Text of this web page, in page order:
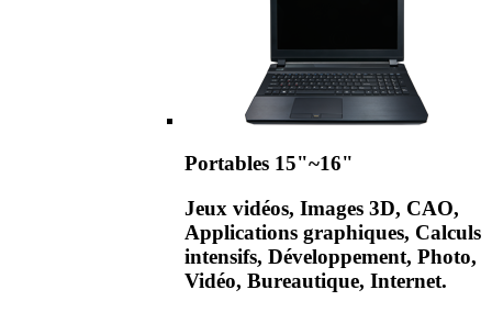
Portables 15"~16"
Jeux vidéos, Images 3D, CAO,
Applications graphiques, Calculs
intensifs, Développement, Photo,
Vidéo, Bureautique, Internet.